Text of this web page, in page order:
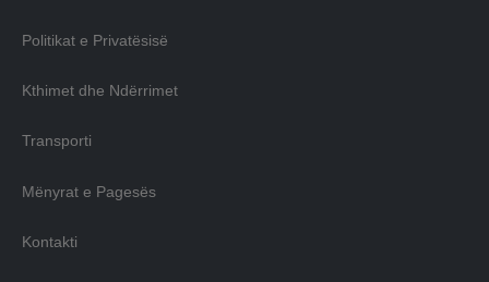
Politikat e Privatësisë
Kthimet dhe Ndërrimet
Transporti
Mënyrat e Pagesës
Kontakti